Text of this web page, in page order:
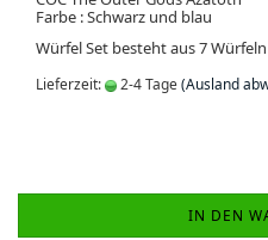
Farbe : Schwarz und blau
Würfel Set besteht aus 7 Würfeln
Lieferzeit: 2-4 Tage(Ausland
IN DEN